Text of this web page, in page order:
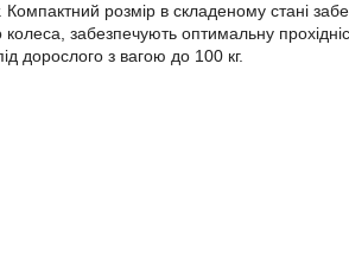
Компактний розмір в складеному стані
забезпечують оптимальну
дорослого з вагою до 100 кг.